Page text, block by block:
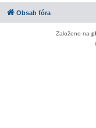
Obsah fóra
Založeno na